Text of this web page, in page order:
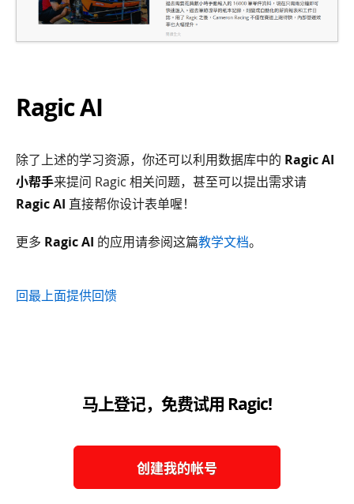
Ragic AI
除了上述的学习资源，你还可以利用数据库中的 Ragic AI
小帮手来提问 Ragic 相关问题，甚至可以提出需求请
Ragic AI 直接帮你设计表单喔！
更多 Ragic AI 的应用请参阅这篇教学文档。
回最上面提供回馈
马上登记，免费试用 Ragic!
创建我的帐号